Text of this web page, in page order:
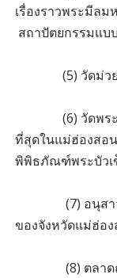
เรื่องราวพ
สถาปัตยกรรมแบ
(5) วัดม่วย
(6) วัดพระนอ
ที่สุดในแม่ฮ่อ
พิพิธภัณฑ์พระบัวเ
(7) อนุสาวรีย์
ของจังหวัดแม่ฮ่อ
(8) ตลาดถ